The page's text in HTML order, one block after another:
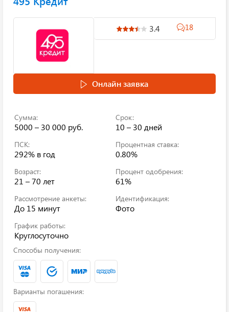
3.4 18
Онлайн заявка
Сумма:
5000 – 30 000 руб.
Срок:
10 – 30 дней
ПСК:
292% в год
Процентная ставка:
0.80%
Возраст:
21 – 70 лет
Процент одобрения:
61%
Рассмотрение анкеты:
До 15 минут
Идентификация:
Фото
График работы:
Круглосуточно
Способы получения:
Варианты погашения: